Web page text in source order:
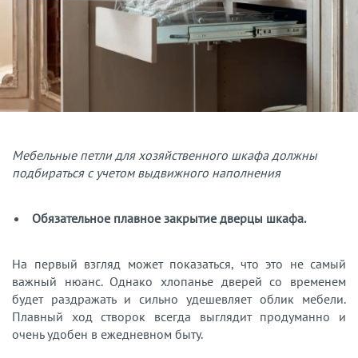
Мебельные петли для хозяйственного шкафа должны
подбираться с учетом выдвижного наполнения
Обязательное плавное закрытие дверцы шкафа.
На первый взгляд может показаться, что это не самый
важный нюанс. Однако хлопанье дверей со временем
будет раздражать и сильно удешевляет облик мебели.
Плавный ход створок всегда выглядит продуманно и
очень удобен в ежедневном быту.